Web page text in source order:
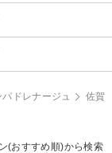
ドレナージュ
佐賀
(おすすめ順)から検索